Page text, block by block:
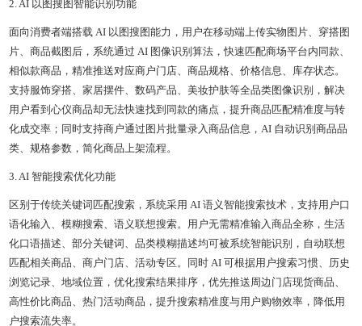
2. AI 以图搜图智能识别功能
面向消费者端搭载 AI 以图搜图能力，用户在移动端上传实物图片、穿搭图
片、商品截图后，系统通过 AI 图像识别算法，快速匹配商场平台内同款、
相似款商品，精准推送对应商户门店、商品规格、价格信息、库存状态。
支持服饰穿搭、家居摆件、数码产品、美妆护肤等全品类图像识别，解决
用户看到心仪商品却无法快速找到同款的痛点，提升商品匹配精准度与转
化成交率；同时支持商户通过图片批量录入商品信息，AI 自动识别商品品
类、规格参数，简化商品上架流程。
3. AI 智能搜索优化功能
区别于传统关键词匹配搜索，系统采用 AI 语义智能搜索技术，支持用户口
语化输入、模糊搜索、语义联想搜索。用户无需精准输入商品全称，生活
化口语描述、部分关键词、品类模糊描述均可被系统智能识别，自动联想
匹配相关商品、商户门店、活动专区。同时 AI 可根据用户搜索习惯、历史
浏览记录、地域位置，优化搜索结果排序，优先推送周边门店现货商品、
高性价比商品、热门活动商品，提升搜索精准度与用户购物效率，降低用
户搜索流失率。